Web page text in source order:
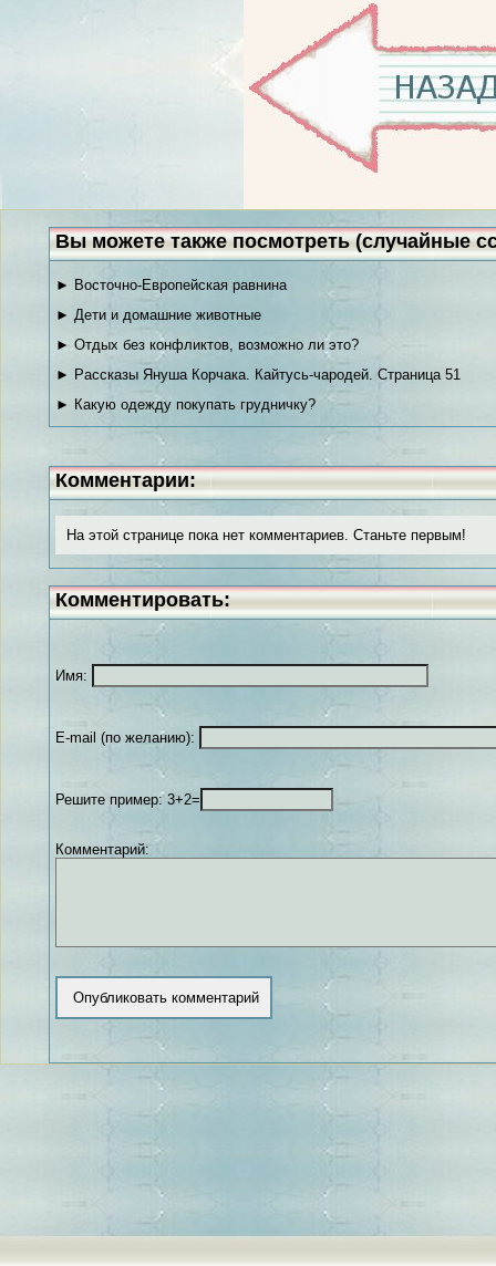
Вы можете также посмотреть (случайные
► Восточно-Европейская равнина
► Дети и домашние животные
► Отдых без конфликтов, возможно ли это?
► Рассказы Януша Корчака. Кайтусь-чародей. Страница 51
► Какую одежду покупать грудничку?
Комментарии:
На этой странице пока нет комментариев. Станьте первым!
Комментировать:
Имя:
E-mail (по желанию):
Решите пример: 3+2=
Комментарий: